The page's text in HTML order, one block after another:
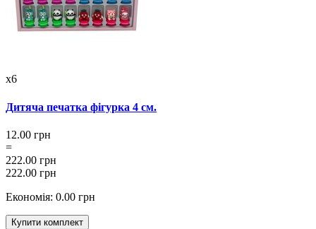
x6
Дитяча печатка фігурка 4 см.
12.00 грн
=
222.00 грн
222.00 грн
Економія: 0.00 грн
Купити комплект